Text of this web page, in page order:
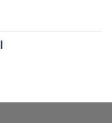
LEI.
LEI.